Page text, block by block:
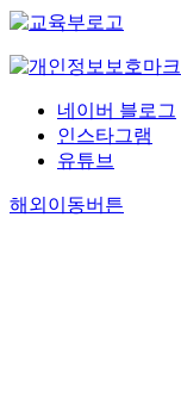
네이버 블로그
인스타그램
유튜브
해외이동버튼